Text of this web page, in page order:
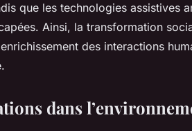
que les technologies assistives
Ainsi, la transformation
des interactions
dans